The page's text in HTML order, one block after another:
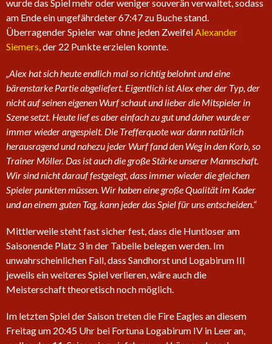
wurde das Spiel mehr oder weniger souverän verwaltet, sodass
am Ende ein ungefährdeter 67:47 zu Buche stand.
Überragender Spieler war ohne jeden ZweifelAlexander
Siemers, der 22 Punkte erzielen konnte.
„Alex hat sich heute endlich mal so richtig belohnt und eine
bärenstarke Partie abgeliefert. Eigentlich ist Alex eher der Typ, der
nicht auf seinen eigenen Wurf schaut und lieber die Mitspieler in
Szene setzt. Heute lief es aber einfach zu gut und daher wurde er
immer wieder angespielt. Die Trefferquote war dann natürlich
herausragend und nahezu jeder Wurf fand den Weg in den Korb, so
Trainer Möller. Das ist auch die große Stärke unserer Mannschaft.
Wir sind nicht darauf festgelegt, dass immer wieder die gleichen
Spieler punkten müssen. Wir haben eine große Qualität im Kader
und an einem guten Tag, kann jeder das Spiel für uns entscheiden.“
Mittlerweile steht fast sicher fest, dass die Huntloser am
Saisonende Platz 3 in der Tabelle belegen werden. Im
unwahrscheinlichen Fall, dass Sandhorst und Logabirum III
jeweils ein weiteres Spiel verlieren, wäre auch die
Meisterschaft theoretisch noch möglich.
Im letzten Spiel der Saison treten die Fire Eagles an diesem
Freitag um 20:45 Uhr bei Fortuna Logabirum IV in Leer an,